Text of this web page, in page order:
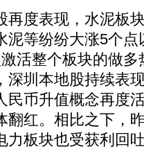
度表现，水泥板
泥等纷纷大涨5个
活整个板块的做
深圳本地股持续表
民币升值概念再度
翻红。相比之下，
力板块也受获利回